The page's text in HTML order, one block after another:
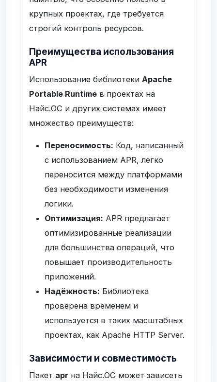
крупных проектах, где требуется
строгий контроль ресурсов.
Преимущества использования
APR
Использование библиотекиApache
Portable Runtime в проектах на
Найс.ОС и других системах имеет
множество преимуществ:
Переносимость: Код, написанный
с использованием APR, легко
переносится между платформами
без необходимости изменения
логики.
Оптимизация: APR предлагает
оптимизированные реализации
для большинства операций, что
повышает производительность
приложений.
Надёжность: Библиотека
проверена временем и
используется в таких масштабных
проектах, как Apache HTTP Server.
Зависимости и совместимость
Пакет apr на Найс.ОС может зависеть